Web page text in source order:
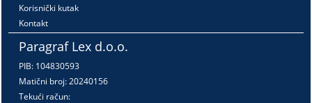
Korisnički kutak
Kontakt
Paragraf Lex d.o.o.
PIB: 104830593
Matični broj: 20240156
Tekući račun: